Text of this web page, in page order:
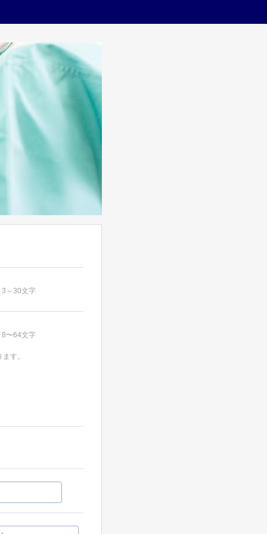
～30文字
〜64文字
す。